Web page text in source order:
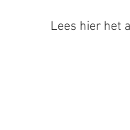
Lees hier het